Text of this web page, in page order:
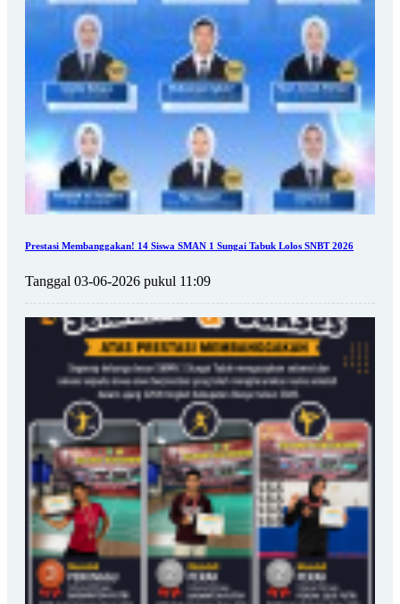
Prestasi Membanggakan! 14 Siswa SMAN 1 Sungai Tabuk Lolos SNBT 2026
Tanggal 03-06-2026 pukul 11:09